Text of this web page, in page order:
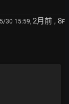
30 15:59, 2月前 , 8F